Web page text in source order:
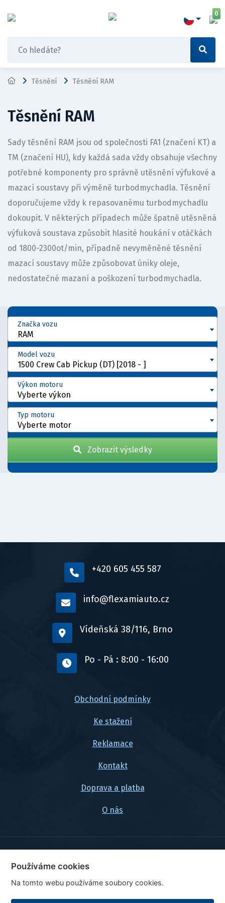
0
Těsnění Těsnění RAM
Těsnění RAM
Sady těsnění RAM jsou od společnosti FA1 (značení KT) a
TM (značení HU), kdy každá sada vždy obsahuje všechny
potřebné komponenty pro správně utěsnění výfukové a
mazací soustavy při výměně turbodmychadla. Těsnění
doporučujeme vždy k repasovanému turbodmychadlu
dokoupit. V některých případech může špatně utěsněná
výfuková soustava způsobit hlasité houkání v otáčkách
od 1800-2300ot/min, případně nevyměněné těsnění
mazací soustavy může způsobovat úniky oleje,
nedostatečné mazaní a poškození turbodmychadla.
RAM
Značka vozu
1500 Crew Cab Pickup (DT) [2018 - ]
Model vozu
Vyberte výkon
Výkon motoru
Vyberte motor
Typ motoru
Zobrazit výsledky
+420 605 455 587
info@flexamiauto.cz
Vídeňská 38/116, Brno
Po - Pá : 8:00 - 16:00
Obchodní podmínky
Ke stažení
Reklamace
Kontakt
Doprava a platba
O nás
© 2026, FlexaMi Auto s.r.o.
Ceny jsou uvedeny vč. DPH
Používáme cookies
Na tomto webu používáme soubory cookies.